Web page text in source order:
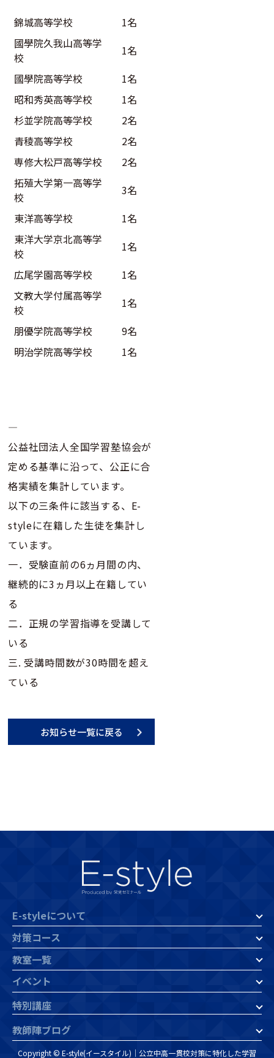
錦城高等学校
1名
國學院久我山高等学
校
1名
國學院高等学校
1名
昭和秀英高等学校
1名
杉並学院高等学校
2名
青稜高等学校
2名
専修大松戸高等学校
2名
拓殖大学第一高等学
校
3名
東洋高等学校
1名
東洋大学京北高等学
校
1名
広尾学園高等学校
1名
文教大学付属高等学
校
1名
朋優学院高等学校
9名
明治学院高等学校
1名
—
公益社団法人全国学習塾協会が
定める基準に沿って、公正に合
格実績を集計しています。
以下の三条件に該当する、E-
styleに在籍した生徒を集計し
ています。
一．受験直前の6ヵ月間の内、
継続的に3ヵ月以上在籍してい
る
二．正規の学習指導を受講して
いる
三. 受講時間数が30時間を超え
ている
お知らせ一覧に戻る
E-styleについて
対策コース
教室一覧
イベント
特別講座
教師陣ブログ
Copyright © E-style(イースタイル)｜公立中高一貫校対策に特化した学習